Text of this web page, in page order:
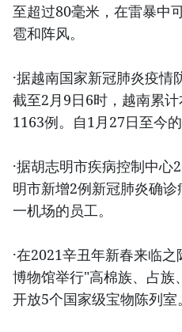
至超过80毫米，在雷暴中
雹和阵风。
·据越南国家新冠肺炎疫情
截至2月9日6时，越南累
1163例。自1月27日至今
·据胡志明市疾病控制中
明市新增2例新冠肺炎确
一机场的员工。
·在2021辛丑年新春来临
博物馆举行"高棉族、占族
开放5个国家级宝物陈列室。